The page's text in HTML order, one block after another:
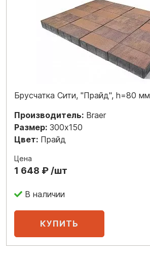
Брусчатка Сити, "Прайд", h=80 мм
Производитель: Braer
Размер: 300x150
Цвет: Прайд
Цена
1 648 ₽ /шт
В наличии